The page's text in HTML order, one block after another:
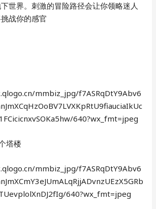
世界。刺激的冒险路径会让你领略迷人
战你的感官
塔楼